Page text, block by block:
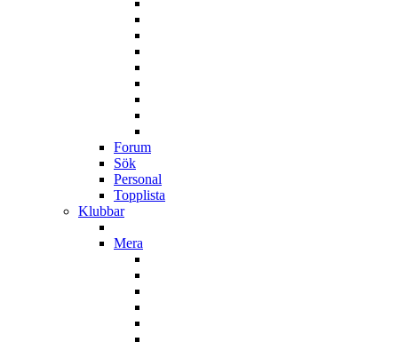
Forum
Sök
Personal
Topplista
Klubbar
Mera